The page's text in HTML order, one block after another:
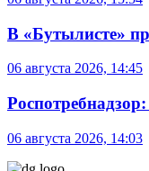
В «Бутылисте»
06 августа 2026, 14:45
06 августа 2026, 14:03